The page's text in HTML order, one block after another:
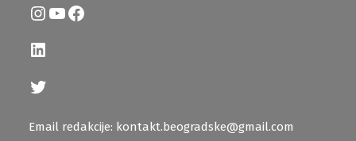
Instagram
YouTube
Facebook
LinkedIn
Twitter
Email redakcije: kontakt.beogradske@gmail.com